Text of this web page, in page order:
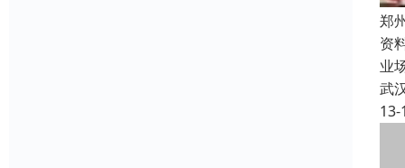
郑
资
业
武
13-